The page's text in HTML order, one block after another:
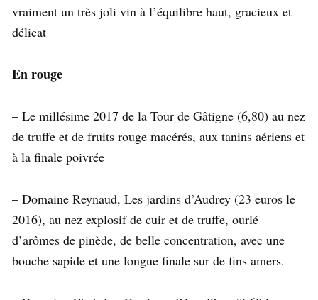
vraiment un très joli vin à l’équilibre haut, gracieux et
délicat
En rouge
– Le millésime 2017 de la Tour de Gâtigne (6,80) au nez
de truffe et de fruits rouge macérés, aux tanins aériens et
à la finale poivrée
– Domaine Reynaud, Les jardins d’Audrey (23 euros le
2016), au nez explosif de cuir et de truffe, ourlé
d’arômes de pinède, de belle concentration, avec une
bouche sapide et une longue finale sur de fins amers.